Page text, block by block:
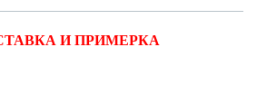
И ПРИМЕРКА